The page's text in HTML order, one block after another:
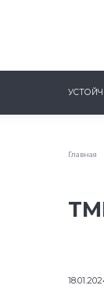
с ТМК.
Главная